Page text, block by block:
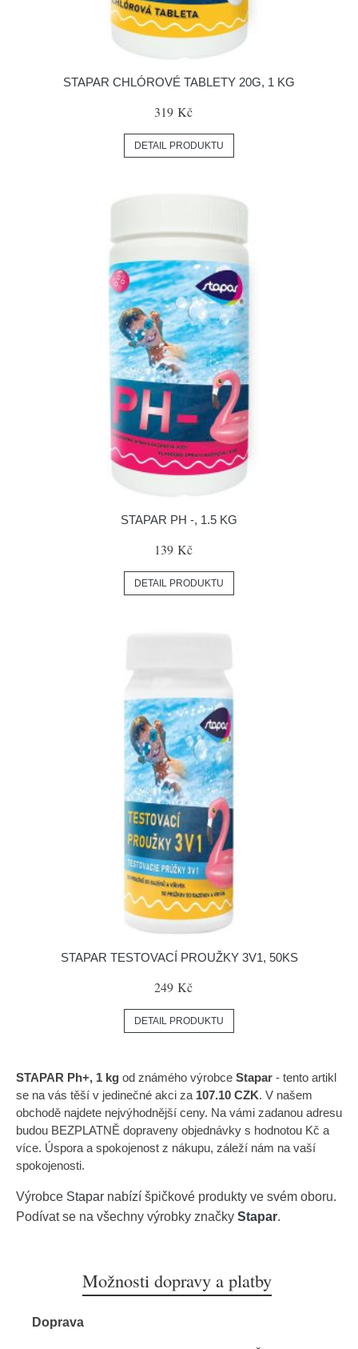
STAPAR CHLÓROVÉ TABLETY 20G, 1 KG
319 Kč
DETAIL PRODUKTU
STAPAR PH -, 1.5 KG
139 Kč
DETAIL PRODUKTU
STAPAR TESTOVACÍ PROUŽKY 3V1, 50KS
249 Kč
DETAIL PRODUKTU
STAPAR Ph+, 1 kg od známého výrobce Stapar - tento artikl
se na vás těší v jedinečné akci za 107.10 CZK. V našem
obchodě najdete nejvýhodnější ceny. Na vámi zadanou adresu
budou BEZPLATNĚ dopraveny objednávky s hodnotou Kč a
více. Úspora a spokojenost z nákupu, záleží nám na vaší
spokojenosti.
Výrobce Stapar nabízí špičkové produkty ve svém oboru.
Podívat se na všechny výrobky značky Stapar.
Možnosti dopravy a platby
Doprava